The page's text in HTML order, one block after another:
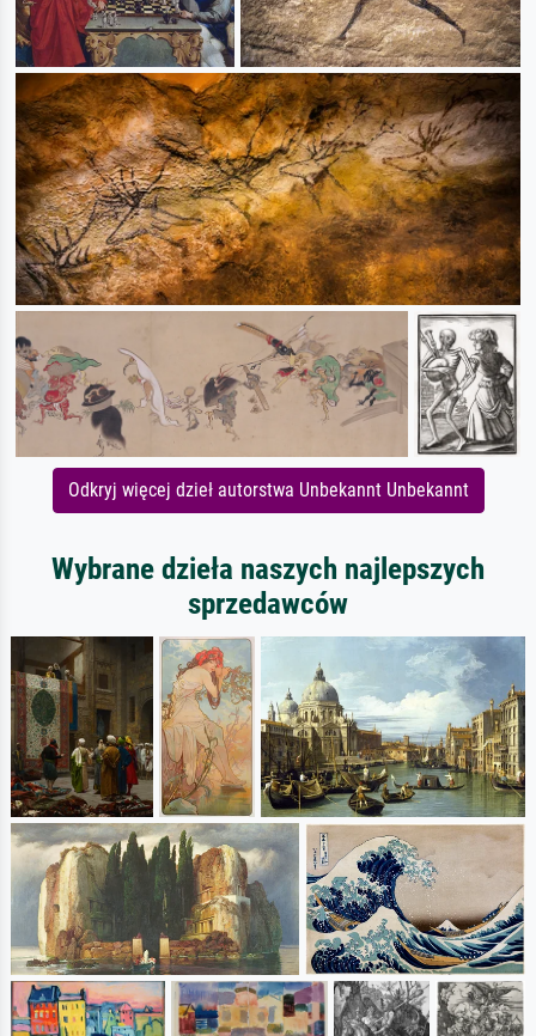
Odkryj więcej dzieł autorstwa Unbekannt Unbekannt
Wybrane dzieła naszych najlepszych
sprzedawców